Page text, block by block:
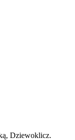
Dziewoklicz.